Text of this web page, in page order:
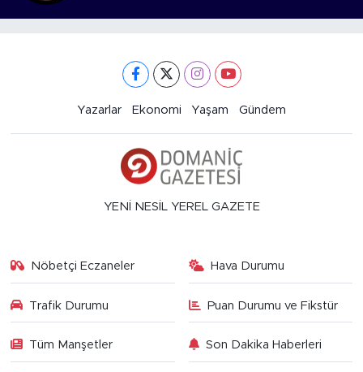
Yazarlar Ekonomi Yaşam Gündem
YENİ NESİL YEREL GAZETE
Nöbetçi Eczaneler Hava Durumu
Trafik Durumu Puan Durumu ve Fikstür
Tüm Manşetler Son Dakika Haberleri